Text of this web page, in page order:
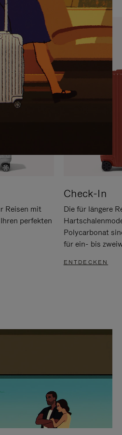
Reisen mit
perfekten
Check-In
Die für längere
Polycarbonat
für ein- bis
ENTDECKEN